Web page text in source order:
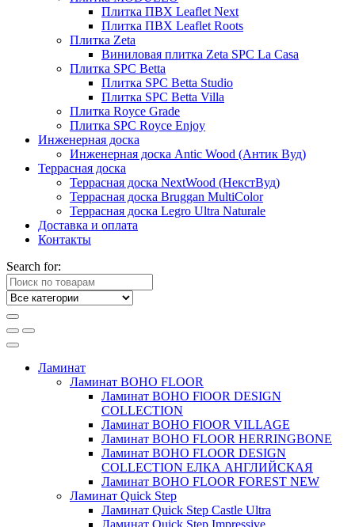
Плитка ПВХ Leaflet Next
Плитка ПВХ Leaflet Roots
Плитка Zeta
Виниловая плитка Zeta SPC La Casa
Плитка SPC Betta
Плитка SPC Betta Studio
Плитка SPC Betta Villa
Плитка Royce Grade
Плитка SPC Royce Enjoy
Инженерная доска
Инженерная доска Antic Wood (Антик Вуд)
Террасная доска
Террасная доска NextWood (НекстВуд)
Террасная доска Bruggan MultiColor
Террасная доска Legro Ultra Naturale
Доставка и оплата
Контакты
Search for:
Ламинат
Ламинат BOHO FLOOR
Ламинат BOHO FlOOR DESIGN
COLLECTION
Ламинат BOHO FlOOR VILLAGE
Ламинат BOHO FLOOR HERRINGBONE
Ламинат BOHO FLOOR DESIGN
COLLECTION ЕЛКА АНГЛИЙСКАЯ
Ламинат BOHO FLOOR FOREST NEW
Ламинат Quick Step
Ламинат Quick Step Castle Ultra
Ламинат Quick Step Impressive